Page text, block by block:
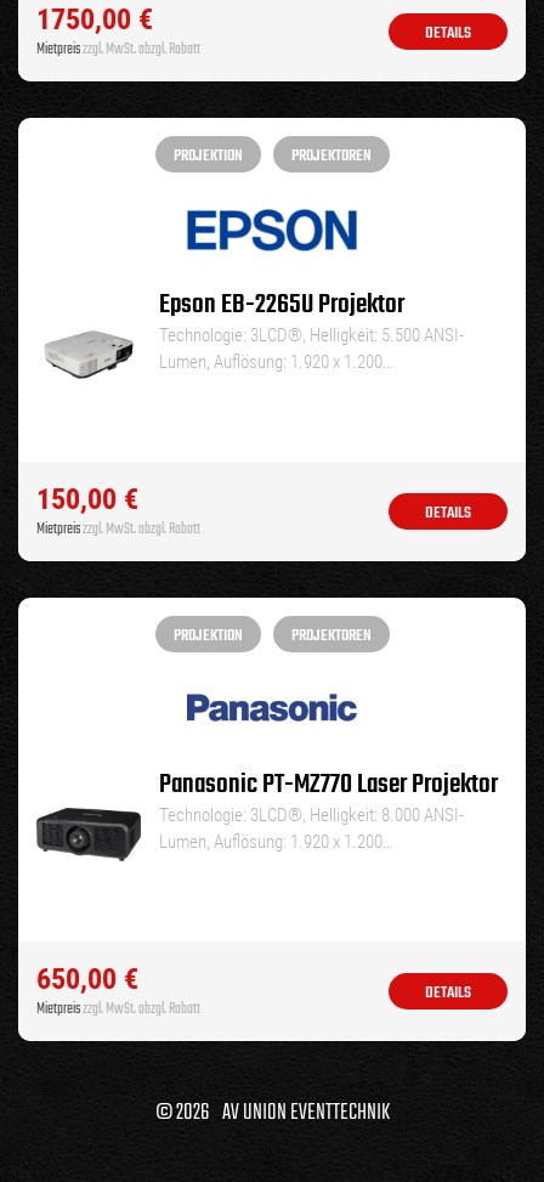
1750,00 €
Mietpreiszzgl. MwSt. abzgl. Rabatt
DETAILS
PROJEKTION PROJEKTOREN
Epson EB-2265U Projektor
Technologie: 3LCD®, Helligkeit: 5.500 ANSI-
Lumen, Auflösung: 1.920 x 1.200…
150,00 €
Mietpreiszzgl. MwSt. abzgl. Rabatt
DETAILS
PROJEKTION PROJEKTOREN
Panasonic PT-MZ770 Laser Projektor
Technologie: 3LCD®, Helligkeit: 8.000 ANSI-
Lumen, Auflösung: 1.920 x 1.200…
650,00 €
Mietpreiszzgl. MwSt. abzgl. Rabatt
DETAILS
© 2026 AV UNION EVENTTECHNIK